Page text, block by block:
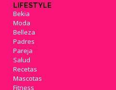
LIFESTYLE
Bekia
Moda
Belleza
Padres
Pareja
Salud
Recetas
Mascotas
Fitness